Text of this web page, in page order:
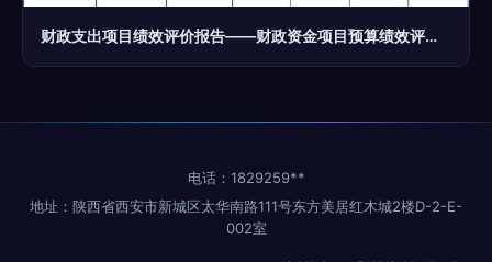
财政支出项目绩效评价报告——财政资金项目预算绩效评价服务解析
电话：1829259**
地址：陕西省西安市新城区太华南路111号东方美居红木城2楼D-2-E-
002室